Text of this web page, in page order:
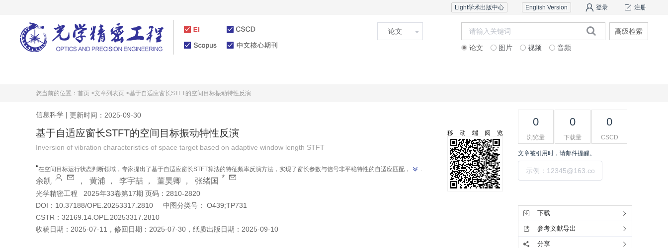
注册
登录
English Version
Light学术出版中心
论文 图片 视频 音频
高级检索
您当前的位置： 首页 >文章列表页 >基于自适应窗长STFT的空间目标振动特性反演
信息科学 | 更新时间：2025-09-30
基于自适应窗长STFT的空间目标振动特性反演
Inversion of vibration characteristics of space target based on adaptive window length STFT
“在空间目标运行状态判断领域，专家提出了基于自适应窗长STFT算法的特征频率反演方法，实现了窗长参数与信号非平稳特性的自适应匹配，具有
重要的应用价值。
余凯 ， 黄浦 ， 李宇喆 ， 董昊卿 ， 张绪国 *
光学精密工程
2025年33卷第17期 页码：2810-2820
DOI： 10.37188/OPE.20253317.2810 中图分类号：
O439;TP731
CSTR： 32169.14.OPE.20253317.2810
收稿日期： 2025-07-11 ， 修回日期： 2025-07-30 ， 纸质出版日期： 2025-09-10
移动端阅览
0
浏览量
0
下载量
0
CSCD
文章被引用时，请邮件提醒。
下载
参考文献导出
分享